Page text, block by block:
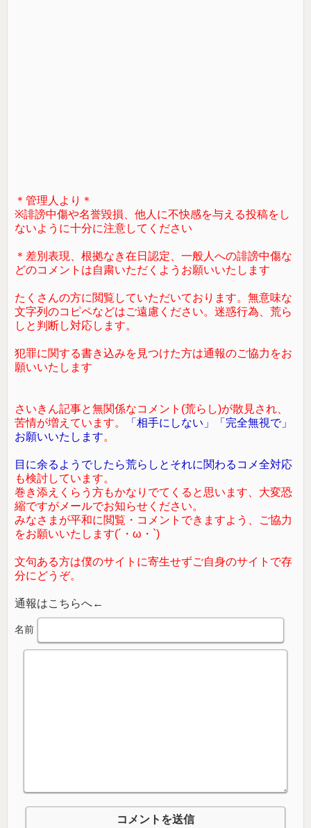
＊管理人より＊
※誹謗中傷や名誉毀損、他人に不快感を与える投稿をし
ないように十分に注意してください
＊差別表現、根拠なき在日認定、一般人への誹謗中傷な
どのコメントは自粛いただくようお願いいたします
たくさんの方に閲覧していただいております。無意味な
文字列のコピペなどはご遠慮ください。迷惑行為、荒ら
しと判断し対応します。
犯罪に関する書き込みを見つけた方は通報のご協力をお
願いいたします
さいきん記事と無関係なコメント(荒らし)が散見され、
苦情が増えています。
「相手にしない」「完全無視で」
お願いいたします。
目に余るようでしたら荒らしとそれに関わるコメ全対応
も検討しています。
巻き添えくらう方もかなりでてくると思います、大変恐
縮ですがメールでお知らせください。
みなさまが平和に閲覧・コメントできますよう、ご協力
をお願いいたします(´・ω・`)
文句ある方は僕のサイトに寄生せずご自身のサイトで存
分にどうぞ。
通報はこちらへ←
名前